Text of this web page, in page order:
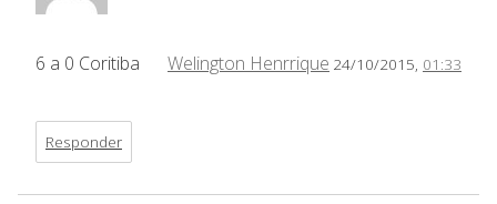
Welington Henrrique 24/10/2015, 01:33
6 a 0 Coritiba
Responder